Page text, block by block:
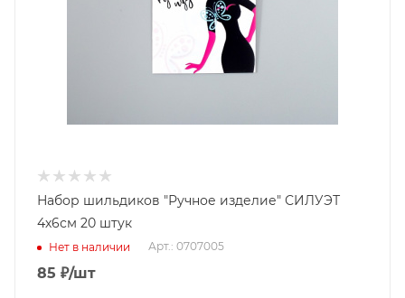
Набор шильдиков "Ручное изделие" СИЛУЭТ
4х6см 20 штук
Нет в наличии Арт.: 0707005
85 ₽/шт